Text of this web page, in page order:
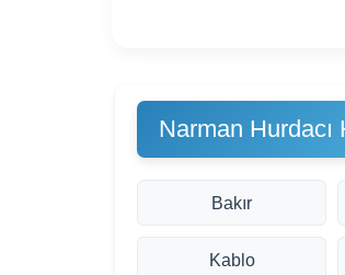
Narman Hurdacı
Bakır
Kablo